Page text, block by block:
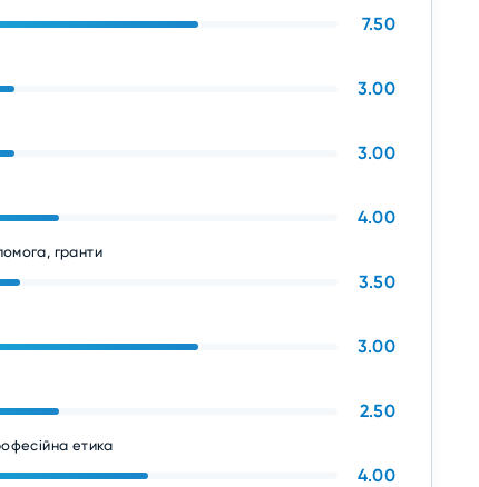
7.50
3.00
3.00
4.00
гранти
3.50
3.00
2.50
етика
4.00